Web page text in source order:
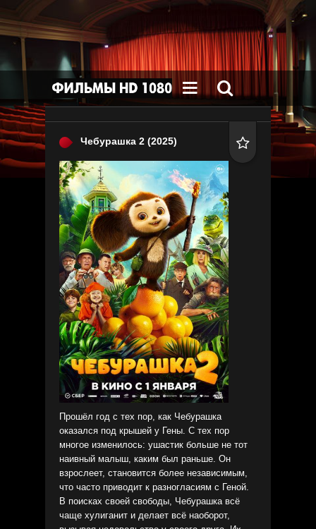
 
Чебурашка 2 (2025) 
Прошёл год с тех пор, как Чебурашка
оказался под крышей у Гены. С тех пор
многое изменилось: ушастик больше не тот
наивный малыш, каким был раньше. Он
взрослеет, становится более независимым,
что часто приводит к разногласиям с Геной.
В поисках своей свободы, Чебурашка всё
чаще хулиганит и делает всё наоборот,